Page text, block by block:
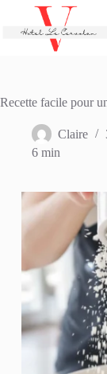
contenu
Recette facile pour
Claire
6 min